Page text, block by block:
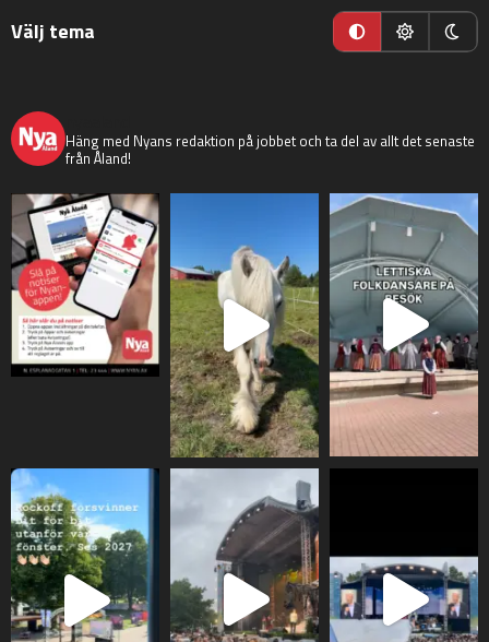
Välj tema
Häng med Nyans redaktion på jobbet och ta del av allt det senaste
från Åland!